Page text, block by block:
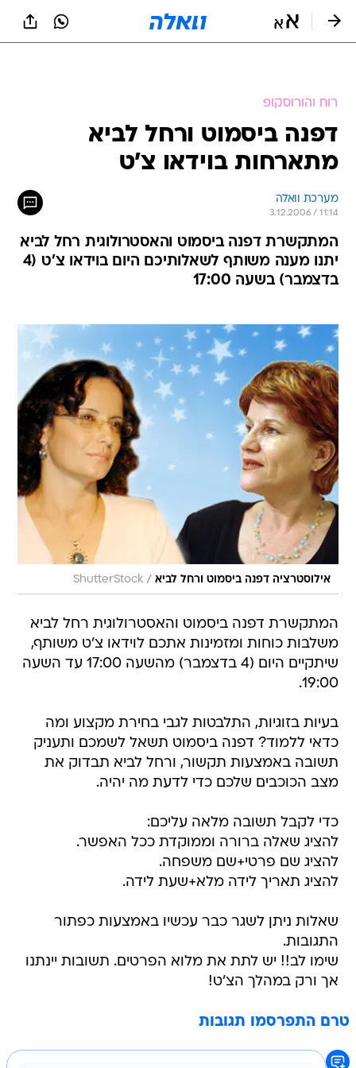
רוח והורוסקופ
דפנה ביסמוט ורחל לביא
מתארחות בוידאו צ'ט
מערכת וואלה
3.12.2006 / 11:14
המתקשרת דפנה ביסמוט והאסטרולוגית רחל לביא
יתנו מענה משותף לשאלותיכם היום בוידאו צ'ט (4
בדצמבר) בשעה 17:00
אילוסטרציה דפנה ביסמוט ורחל לביא /
ShutterStock
המתקשרת דפנה ביסמוט והאסטרולוגית רחל לביא
משלבות כוחות ומזמינות אתכם לוידאו צ'ט משותף,
שיתקיים היום (4 בדצמבר) מהשעה 17:00 עד השעה
19:00.
בעיות בזוגיות, התלבטות לגבי בחירת מקצוע ומה
כדאי ללמוד? דפנה ביסמוט תשאל לשמכם ותעניק
תשובה באמצעות תקשור, ורחל לביא תבדוק את
מצב הכוכבים שלכם כדי לדעת מה יהיה.
כדי לקבל תשובה מלאה עליכם:
להציג שאלה ברורה וממוקדת ככל האפשר.
להציג שם פרטי+שם משפחה.
להציג תאריך לידה מלא+שעת לידה.
שאלות ניתן לשגר כבר עכשיו באמצעות כפתור
התגובות.
שימו לב!! יש לתת את מלוא הפרטים. תשובות יינתנו
אך ורק במהלך הצ'ט!
טרם התפרסמו תגובות